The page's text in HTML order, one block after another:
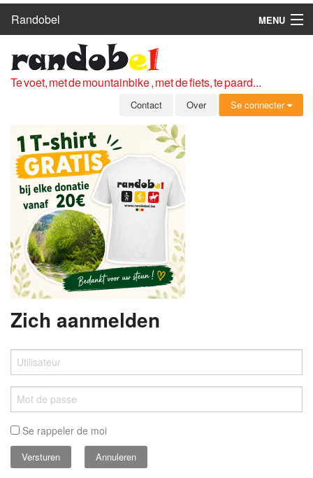
Randobel
MENU
ROUTES
CLUBS
OVER
LEDEN
ZICH AANMELDEN
GRATIS REGISTRATIE
WACHTWOORD VERGETEN
Te voet, met de mountainbike , met de fiets, te paard...
Contact Over Se connecter
Zich aanmelden
Se rappeler de moi
Annuleren